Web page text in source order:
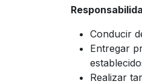
Conducir
Entregar
Realizar